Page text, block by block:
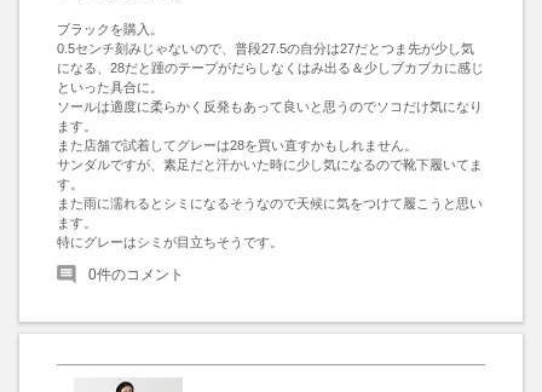
ブラックを購入。
0.5センチ刻みじゃないので、普段27.5の自分は27だとつま先が少し気
になる、28だと踵のテープがだらしなくはみ出る＆少しブカブカに感じ
といった具合に。
ソールは適度に柔らかく反発もあって良いと思うのでソコだけ気になり
ます。
また店舗で試着してグレーは28を買い直すかもしれません。
サンダルですが、素足だと汗かいた時に少し気になるので靴下履いてま
す。
また雨に濡れるとシミになるそうなので天候に気をつけて履こうと思い
ます。
特にグレーはシミが目立ちそうです。
0件のコメント